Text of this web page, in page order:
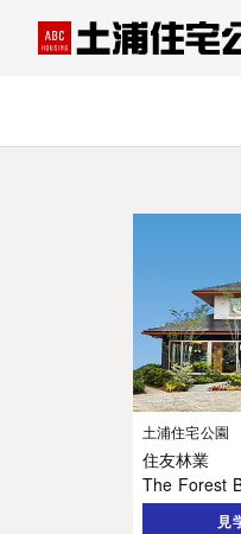
土浦住宅公園
住友林業
The Forest
見